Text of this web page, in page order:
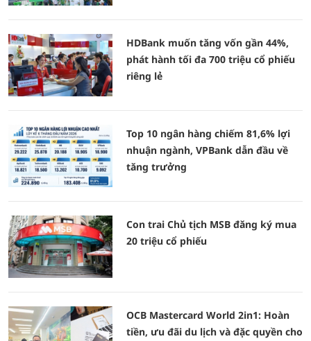
HDBank muốn tăng vốn gần 44%,
phát hành tối đa 700 triệu cổ phiếu
riêng lẻ
Top 10 ngân hàng chiếm 81,6% lợi
nhuận ngành, VPBank dẫn đầu về
tăng trưởng
Con trai Chủ tịch MSB đăng ký mua
20 triệu cổ phiếu
OCB Mastercard World 2in1: Hoàn
tiền, ưu đãi du lịch và đặc quyền cho